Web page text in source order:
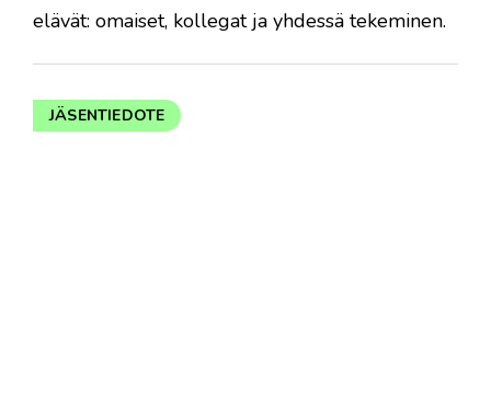
elävät: omaiset, kollegat ja yhdessä tekeminen.
JÄSENTIEDOTE